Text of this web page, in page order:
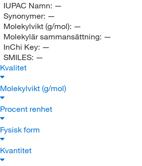
IUPAC Namn: —
Synonymer: —
Molekylvikt (g/mol): —
Molekylär sammansättning: —
InChi Key: —
SMILES: —
Kvalitet
Molekylvikt (g/mol)
Procent renhet
Fysisk form
Kvantitet